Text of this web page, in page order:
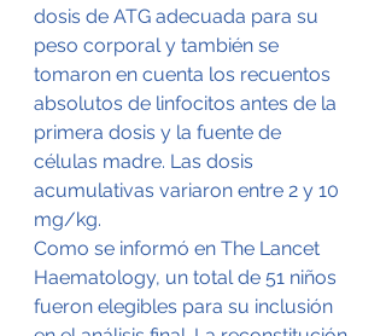
dosis de ATG adecuada para su
peso corporal y también se
tomaron en cuenta los recuentos
absolutos de linfocitos antes de la
primera dosis y la fuente de
células madre. Las dosis
acumulativas variaron entre 2 y 10
mg/kg.
Como se informó en The Lancet
Haematology, un total de 51 niños
fueron elegibles para su inclusión